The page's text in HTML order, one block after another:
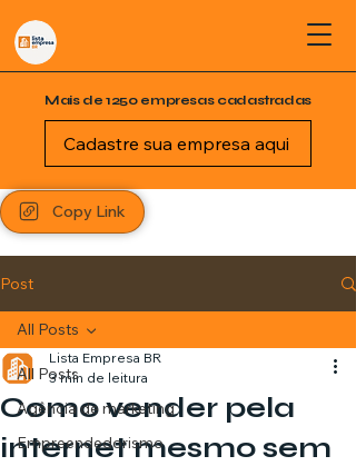
Mais de 1250 empresas cadastradas
Cadastre sua empresa aqui
Copy Link
Post
All Posts
Agência de marketing
Empreendedorismo
All Posts
Como vender pela
internet mesmo sem
Lista Empresa BR
3 min de leitura